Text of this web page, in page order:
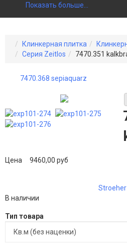
Показать больше...
Клинкерная плитка
Серия Zeitlos
7470.351
7470.368 sepiaquarz
Цена 9460,00 руб
Stroeher
В наличии
Тип товара